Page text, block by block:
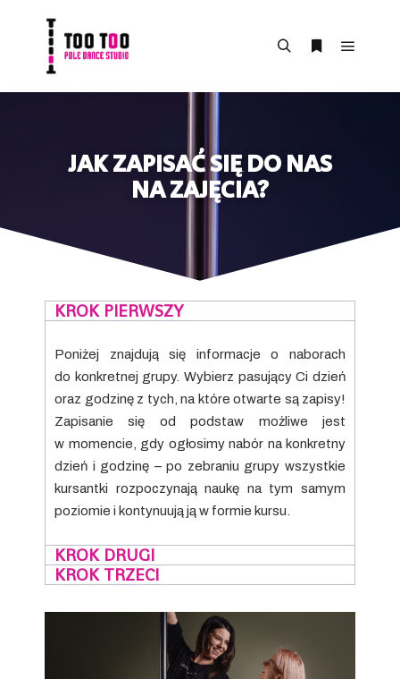
JAK ZAPISAĆ SIĘ DO NAS
NA ZAJĘCIA?
KROK PIERWSZY
Poniżej znajdują się informacje o naborach
do konkretnej grupy. Wybierz pasujący Ci dzień
oraz godzinę z tych, na które otwarte są zapisy!
Zapisanie się od podstaw możliwe jest
w momencie, gdy ogłosimy nabór na konkretny
dzień i godzinę – po zebraniu grupy wszystkie
kursantki rozpoczynają naukę na tym samym
poziomie i kontynuują ją w formie kursu.
KROK DRUGI
KROK TRZECI